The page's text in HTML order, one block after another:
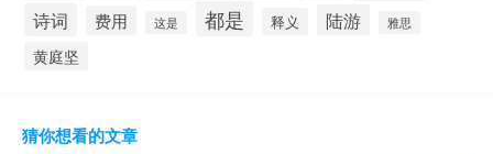
诗词 费用 这是 都是 释义 陆游 雅思
黄庭坚
猜你想看的文章